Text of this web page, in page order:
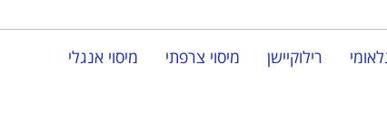
רילוקיישן מיסוי צרפתי מיסוי אנגלי